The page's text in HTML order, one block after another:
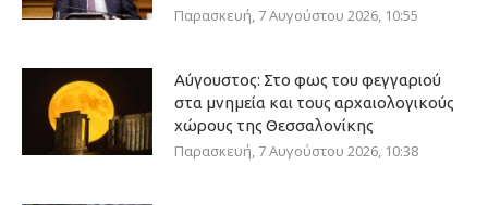
Παρασκευή, 7 Αυγούστου 2026, 10:55
Αύγουστος: Στο φως του φεγγαριού
στα μνημεία και τους αρχαιολογικούς
χώρους της Θεσσαλονίκης
Παρασκευή, 7 Αυγούστου 2026, 10:38